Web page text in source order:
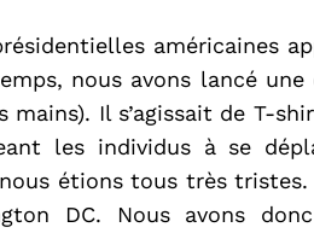
américaines
nous avons lancé
mains). Il s’agissait de T-
les individus à se
étions tous très
DC. Nous avons